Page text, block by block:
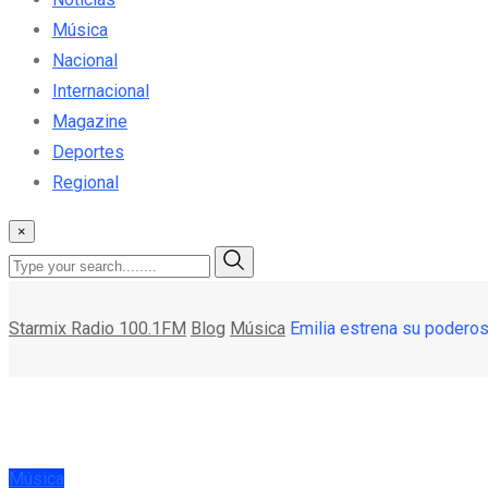
Música
Nacional
Internacional
Magazine
Deportes
Regional
×
Starmix Radio 100.1FM Blog Música Emilia estrena su
Música